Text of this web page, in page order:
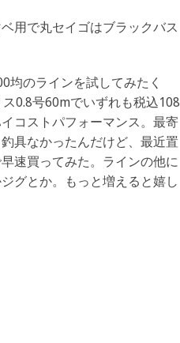
用で丸セイゴはブラックバス
均のラインを試してみたく
0.8号60mでいずれも税込108
コストパフォーマンス。最寄
具なかったんだけど、最近置
速買ってみた。ラインの他に
グとか。もっと増えると嬉し